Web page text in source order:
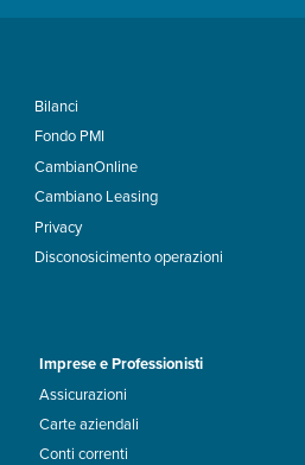
Bilanci
Fondo PMI
CambianOnline
Cambiano Leasing
Privacy
Disconosicimento operazioni
Imprese e Professionisti
Assicurazioni
Carte aziendali
Conti correnti